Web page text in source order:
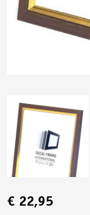
€ 22,95